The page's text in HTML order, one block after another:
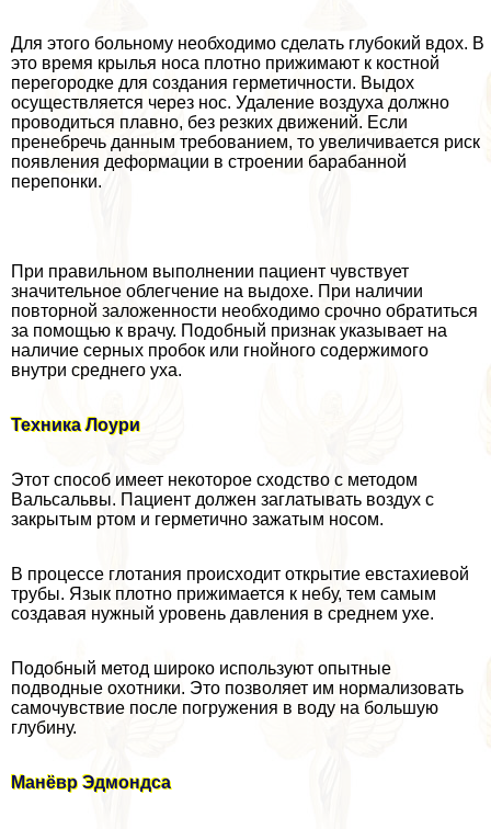
Для этого больному необходимо сделать глубокий вдох. В
это время крылья носа плотно прижимают к костной
перегородке для создания герметичности. Выдох
осуществляется через нос. Удаление воздуха должно
проводиться плавно, без резких движений. Если
пренебречь данным требованием, то увеличивается риск
появления деформации в строении баpaбанной
перепонки.
При правильном выполнении пациент чувствует
значительное облегчение на выдохе. При наличии
повторной заложенности необходимо срочно обратиться
за помощью к врачу. Подобный признак указывает на
наличие серных пробок или гнойного содержимого
внутри среднего уха.
Техника Лоури
Этот способ имеет некоторое сходство с методом
Вальсальвы. Пациент должен заглатывать воздух с
закрытым ртом и герметично зажатым носом.
В процессе глотания происходит открытие евстахиевой
трубы. Язык плотно прижимается к небу, тем самым
создавая нужный уровень давления в среднем ухе.
Подобный метод широко используют опытные
подводные охотники. Это позволяет им нормализовать
самочувствие после погружения в воду на большую
глубину.
Манёвр Эдмондса